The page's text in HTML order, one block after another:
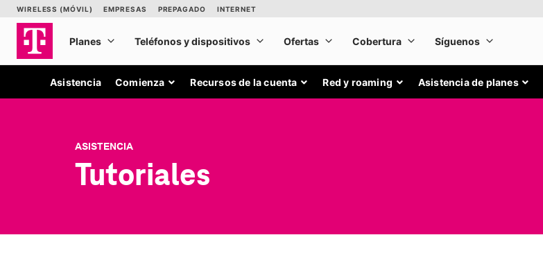
Asistencia Comienza Recursos de la cuenta Red y roaming Asistencia de planes
ASISTENCIA
Tutoriales